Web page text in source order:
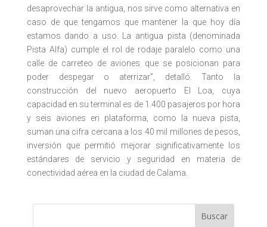
desaprovechar la antigua, nos sirve como alternativa en
caso de que tengamos que mantener la que hoy día
estamos dando a uso. La antigua pista (denominada
Pista Alfa) cumple el rol de rodaje paralelo como una
calle de carreteo de aviones que se posicionan para
poder despegar o aterrizar”, detalló. Tanto la
construcción del nuevo aeropuerto El Loa, cuya
capacidad en su terminal es de 1.400 pasajeros por hora
y seis aviones en plataforma, como la nueva pista,
suman una cifra cercana a los 40 mil millones de pesos,
inversión que permitió mejorar significativamente los
estándares de servicio y seguridad en materia de
conectividad aérea en la ciudad de Calama.
Buscar